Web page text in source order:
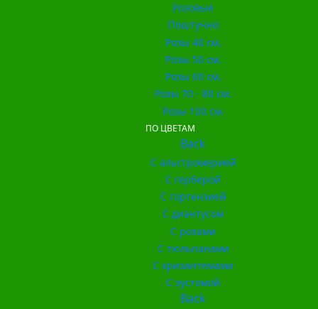
Розовые
Поштучно
Розы 40 см.
Розы 50 см.
Розы 60 см.
Розы 70 - 80 см.
Розы 100 см.
ПО ЦВЕТАМ
Back
С альстромерией
С герберой
С гортензией
С диантусом
С розами
С тюльпанами
С хризантемами
С эустомой
Back